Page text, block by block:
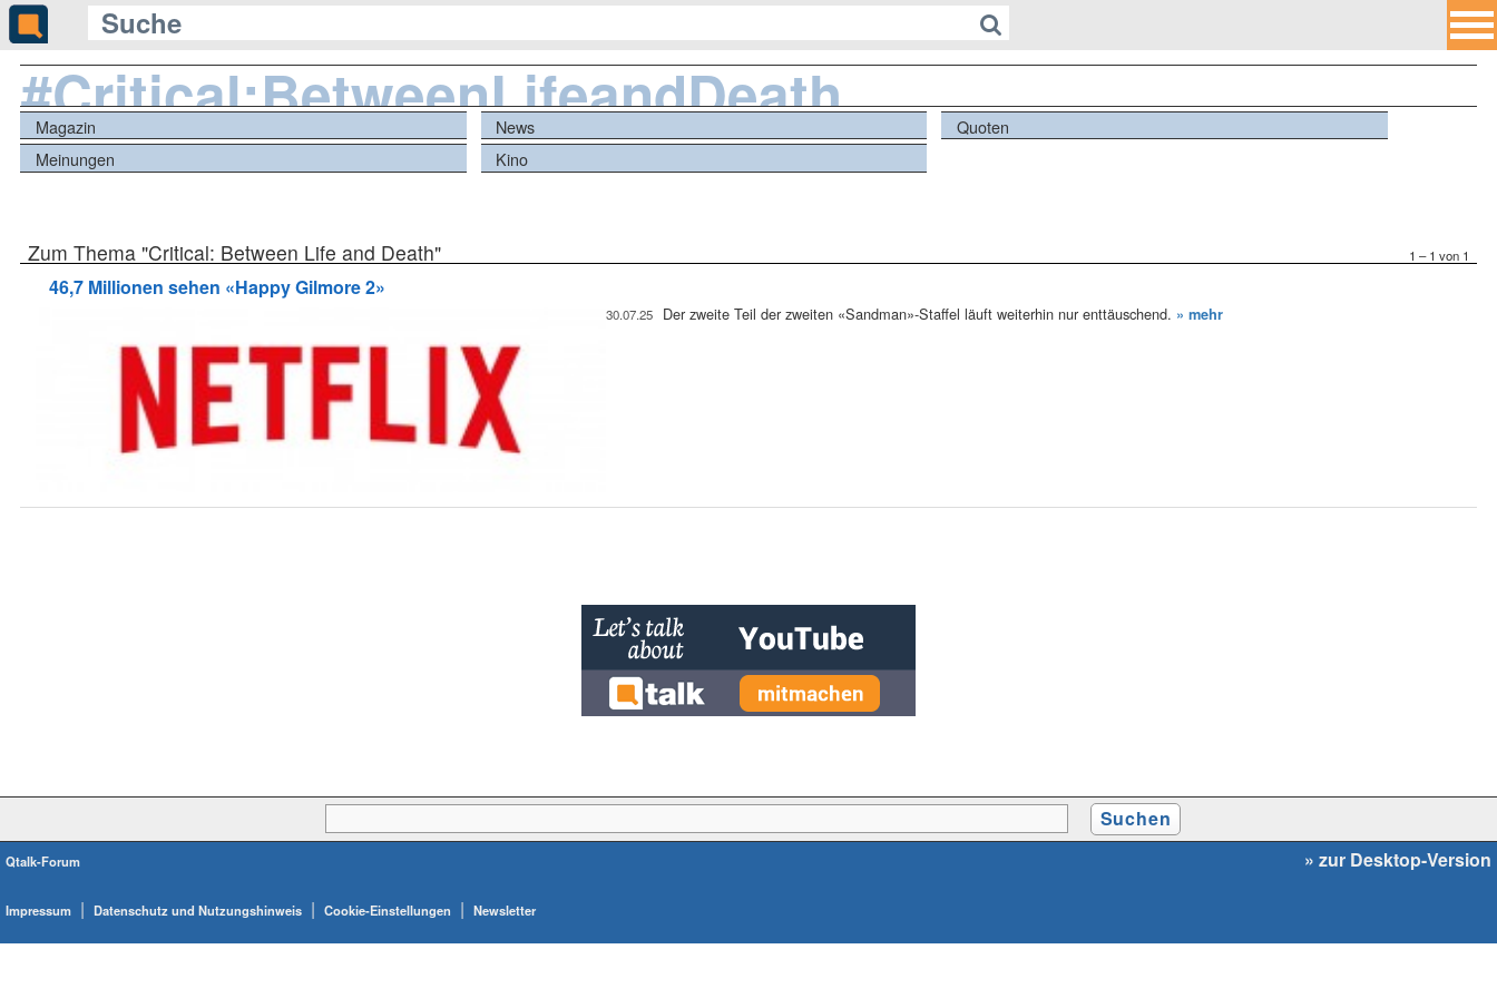
#Critical:BetweenLifeandDeath
Magazin News
Quoten
Meinungen
Kino
Zum Thema "Critical: Between Life and Death" 1 – 1 von 1
46,7 Millionen sehen «Happy Gilmore 2»
30.07.25 Der zweite Teil der zweiten «Sandman»-Staffel läuft weiterhin nur enttäuschend. » mehr
Qtalk-Forum » zur Desktop-Version
Impressum | Datenschutz und Nutzungshinweis | Cookie-Einstellungen | Newsletter